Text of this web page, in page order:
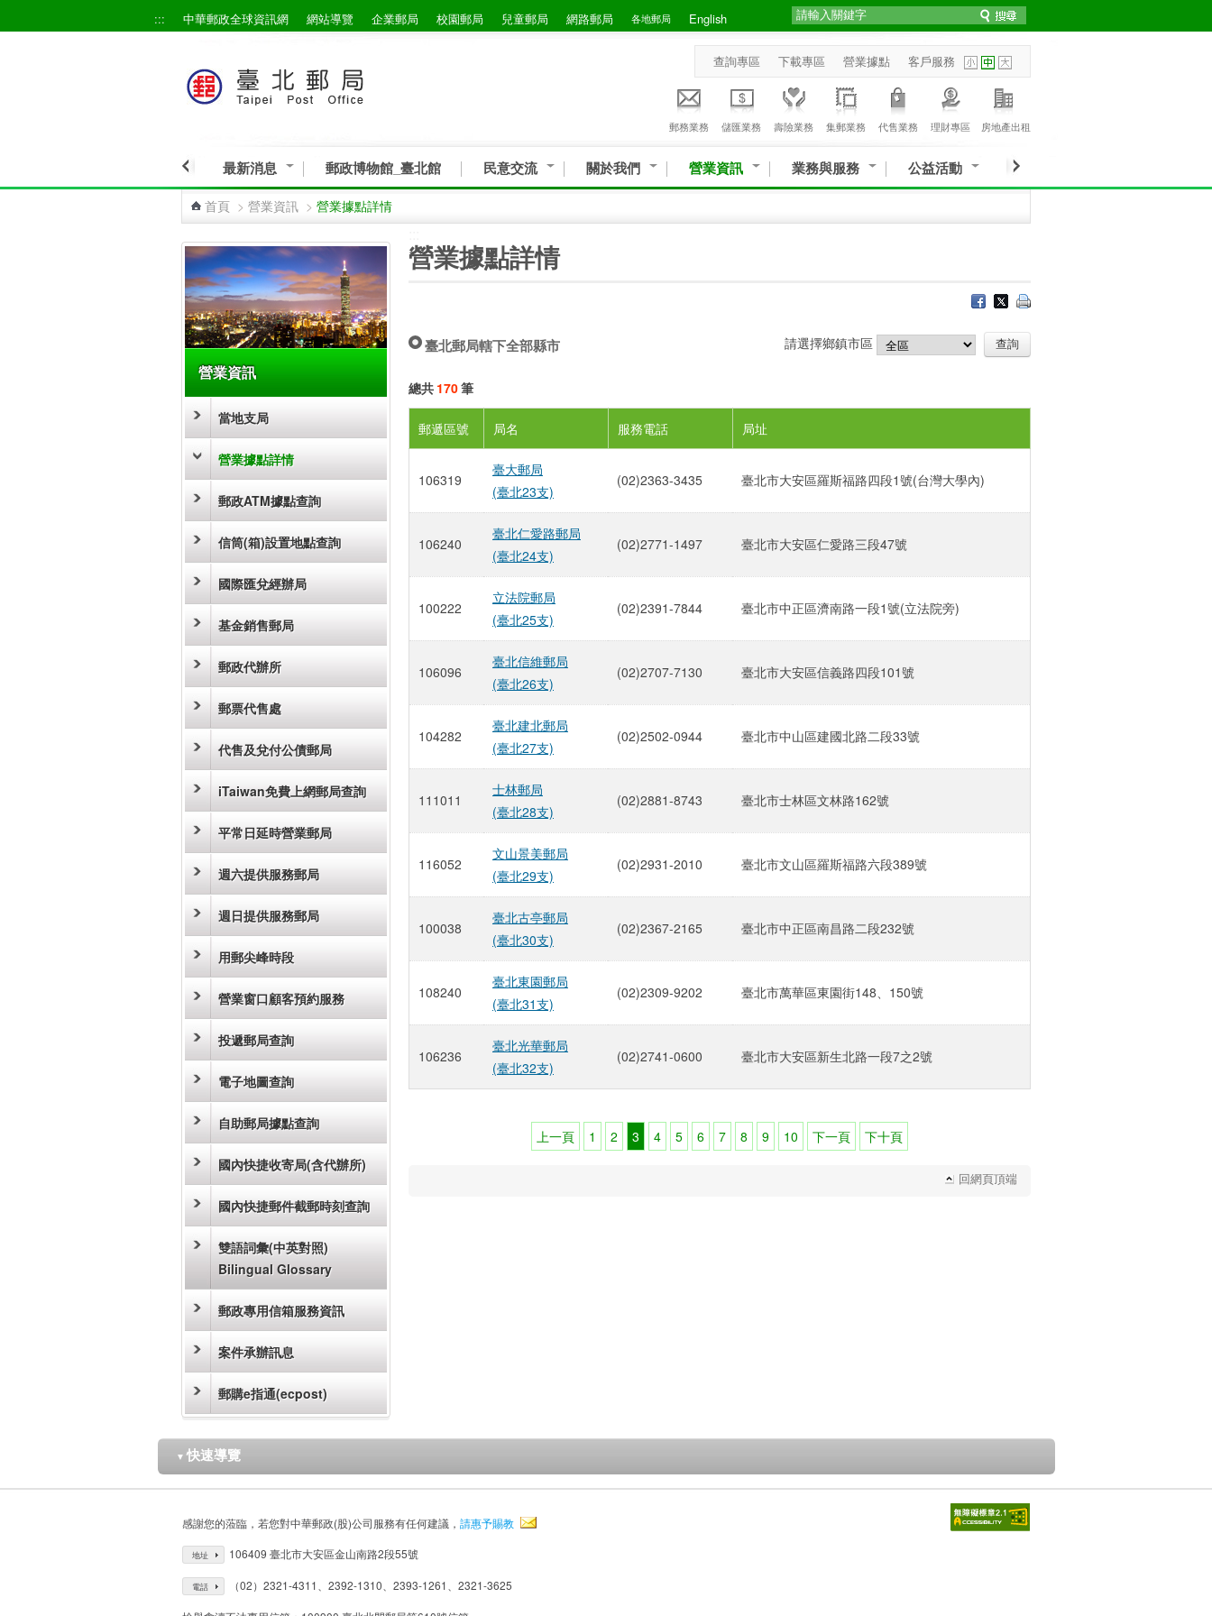
::: 中華郵政全球資訊網 網站導覽 企業郵局 校園郵局 兒童郵局 網路郵局 各地郵局 English
查詢專區 下載專區 營業據點 客戶服務
郵務業務 儲匯業務 壽險業務 集郵業務 代售業務 理財專區 房地產出租
最新消息 郵政博物館_臺北館 民意交流 關於我們 營業資訊 業務與服務 公益活動
首頁 > 營業資訊 > 營業據點詳情
營業資訊
當地支局
營業據點詳情
郵政ATM據點查詢
信筒(箱)設置地點查詢
國際匯兌經辦局
基金銷售郵局
郵政代辦所
郵票代售處
代售及兌付公債郵局
iTaiwan免費上網郵局查詢
平常日延時營業郵局
週六提供服務郵局
週日提供服務郵局
用郵尖峰時段
營業窗口顧客預約服務
投遞郵局查詢
電子地圖查詢
自助郵局據點查詢
國內快捷收寄局(含代辦所)
國內快捷郵件截郵時刻查詢
雙語詞彙(中英對照)
Bilingual Glossary
郵政專用信箱服務資訊
案件承辦訊息
郵購e指通(ecpost)
營業據點詳情
臺北郵局轄下全部縣市 請選擇鄉鎮市區
總共 170筆
郵遞區號 局名 服務電話 局址
106319
臺大郵局
(臺北23支)
(02)2363-3435 臺北市大安區羅斯福路四段1號(台灣大學內)‎
106240
臺北仁愛路郵局
(臺北24支)
(02)2771-1497 臺北市大安區仁愛路三段47號‎
100222
立法院郵局
(臺北25支)
(02)2391-7844 臺北市中正區濟南路一段1號(立法院旁)‎
106096
臺北信維郵局
(臺北26支)
(02)2707-7130 臺北市大安區信義路四段101號‎
104282
臺北建北郵局
(臺北27支)
(02)2502-0944 臺北市中山區建國北路二段33號‎
111011
士林郵局
(臺北28支)
(02)2881-8743 臺北市士林區文林路162號‎
116052
文山景美郵局
(臺北29支)
(02)2931-2010 臺北市文山區羅斯福路六段389號‎
100038
臺北古亭郵局
(臺北30支)
(02)2367-2165 臺北市中正區南昌路二段232號‎
108240
臺北東園郵局
(臺北31支)
(02)2309-9202 臺北市萬華區東園街148、150號‎
106236
臺北光華郵局
(臺北32支)
(02)2741-0600 臺北市大安區新生北路一段7之2號‎
上一頁 1 2 3 4 5 6 7 8 9 10 下一頁 下十頁
回網頁頂端
▼ 快速導覽
感謝您的蒞臨，若您對中華郵政(股)公司服務有任何建議， 請惠予賜教
地址 106409 臺北市大安區金山南路2段55號
電話 （02）2321-4311、2392-1310、2393-1261、2321-3625